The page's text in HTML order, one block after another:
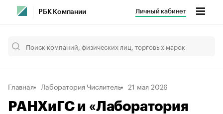
РБК Компании Личный кабинет
Главная Лаборатория Числитель 21 мая 2026
РАНХиГС и «Лаборатория